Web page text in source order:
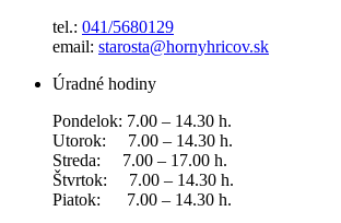
tel.: 041/5680129
email: starosta@hornyhricov.sk
Úradné hodiny
Pondelok: 7.00 – 14.30 h.
Utorok: 7.00 – 14.30 h.
Streda: 7.00 – 17.00 h.
Štvrtok: 7.00 – 14.30 h.
Piatok: 7.00 – 14.30 h.